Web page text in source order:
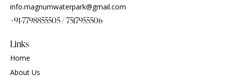
info.magnumwaterpark@gmail.com
+91-7798855505 / 7517955506
Links
Home
About Us